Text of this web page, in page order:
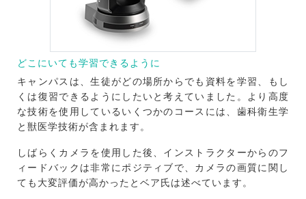
どこにいても学習できるように
キャンパスは、生徒がどの場所からでも資料を学習、もし
くは復習できるようにしたいと考えていました。より高度
な技術を使用しているいくつかのコースには、歯科衛生学
と獣医学技術が含まれます。
しばらくカメラを使用した後、インストラクターからのフ
ィードバックは非常にポジティブで、カメラの画質に関し
ても大変評価が高かったとベア氏は述べています。